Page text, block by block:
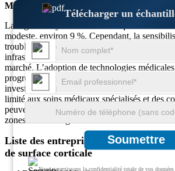
Télécharger un
Soumettre
Nous garantissons la confidentialité totale de vos
Moyen-Orient et Afrique
La région Moyen-Orient et Afrique détient
modeste, environ 9 %. Cependant, la
troubles neurologiques et les efforts visant à
infrastructures de soins de santé contribuent à
marché. L’adoption de technologies
progressivement, soutenue par les initiatives
investissements dans le secteur de la santé.
limité aux soins médicaux spécialisés et des
peuvent avoir un impact sur l'expansion du
zones de cette région.
Liste des entreprises clés sur le
de surface corticale